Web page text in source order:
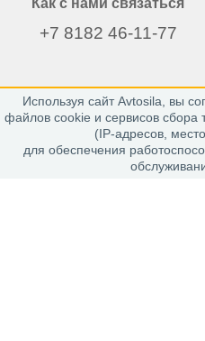
Используя сайт Avtosila, вы
файлов cookie и сервисов сбора
(IP-адресов,
для обеспечения
Как с нами связаться
+7 8182 46-11-77
163020, г. Архангельск,
пр. Никольский 15, офис 212